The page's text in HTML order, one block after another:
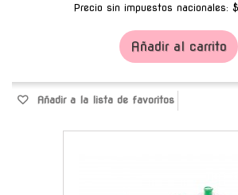
Precio sin impuestos nacionales:
Añadir al carrito
Añadir a la lista de favoritos